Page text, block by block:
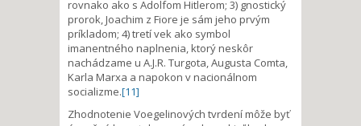
rovnako ako s Adolfom Hitlerom; 3) gnostický
prorok, Joachim z Fiore je sám jeho prvým
príkladom; 4) tretí vek ako symbol
imanentného naplnenia, ktorý neskôr
nachádzame u A.J.R. Turgota, Augusta Comta,
Karla Marxa a napokon v nacionálnom
socializme.[11]
Zhodnotenie Voegelinových tvrdení môže byť